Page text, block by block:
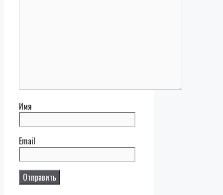
Имя
Email